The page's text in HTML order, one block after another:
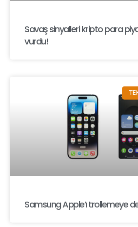
Savaş sinyalleri kripto para
vurdu!
Samsung Apple’ı trollemeye